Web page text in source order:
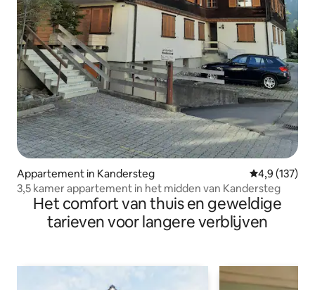
Appartement in Kandersteg Gemiddelde
4,9 (137)
3,5 kamer appartement in het midden van Kandersteg
Het comfort van thuis en geweldige
tarieven voor langere verblijven